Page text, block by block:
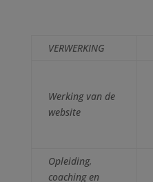
VERWERKING
Werking van de
website
Opleiding,
coaching en